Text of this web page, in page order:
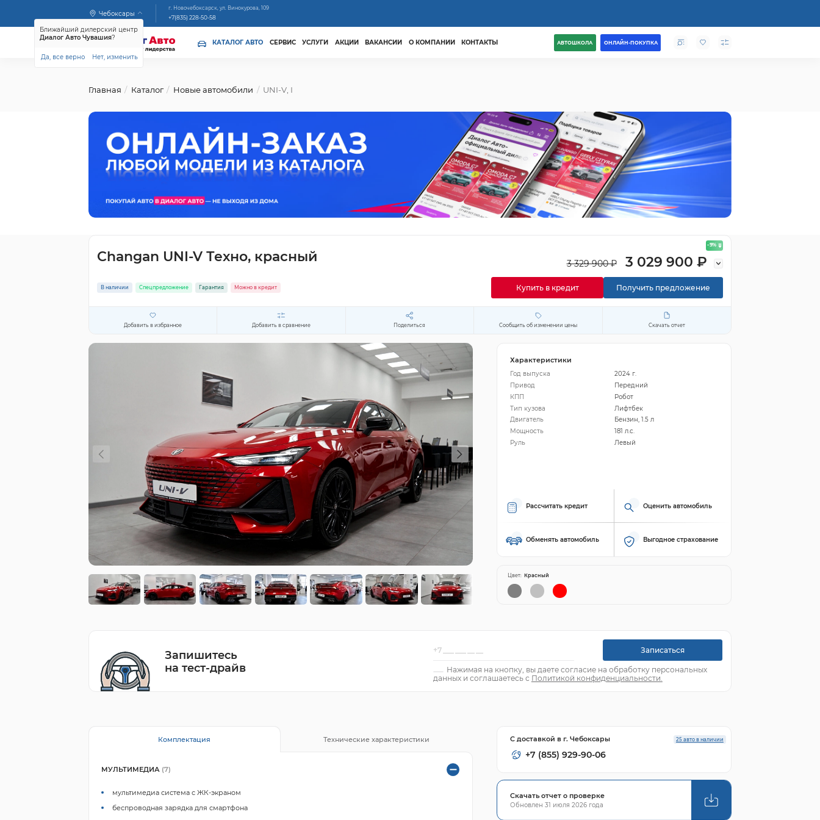
Чебоксары
Ближайший дилерский центр
Диалог Авто Чувашия?
Да, все верно Нет, изменить
г. Новочебоксарск, ул. Винокурова, 109
+7(835) 228-50-58
КАТАЛОГ АВТО СЕРВИС УСЛУГИ АКЦИИ ВАКАНСИИ О КОМПАНИИ КОНТАКТЫ АВТОШКОЛА ОНЛАЙН-ПОКУПКА
Главная Каталог Новые автомобили UNI-V, I
Changan UNI-V Техно, красный
- 9%
3 329 900 ₽ 3 029 900 ₽
В наличии Спецпредложение Гарантия Можно в кредит Купить в кредит Получить предложение
Добавить в избранное Добавить в сравнение Поделиться Сообщить об изменении цены Скачать отчет
Характеристики
Год выпуска
2024 г.
Привод
Передний
КПП
Робот
Тип кузова
Лифтбек
Двигатель
Бензин, 1.5 л
Мощность
181 л.с.
Руль
Левый
Рассчитать кредит Оценить автомобиль
Обменять автомобиль Выгодное страхование
Цвет: Красный
Запишитесь
на тест-драйв
Записаться
Нажимая на кнопку, вы даете согласие на обработку персональных
данных и соглашаетесь с Политикой конфиденциальности.
Комплектация Технические характеристики
МУЛЬТИМЕДИА (7)
мультимедиа система с ЖК-экраном
беспроводная зарядка для смартфона
25 авто в наличии
С доставкой в г. Чебоксары
+7 (855) 929-90-06
Скачать отчет о проверке
Обновлен 31 июля 2026 года